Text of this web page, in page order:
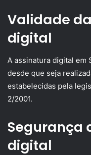
Validade
digital
A assinatura digital em
desde que seja
estabelecidas pela
2/2001.
Segurança
digital